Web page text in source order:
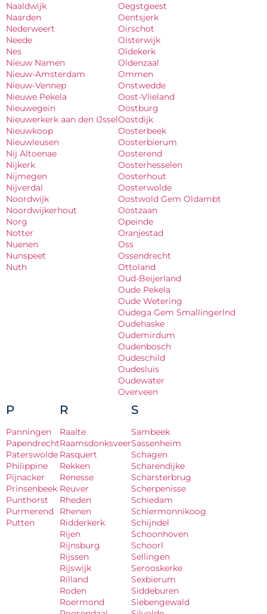
Naaldwijk
Naarden
Nederweert
Neede
Nes
Nieuw Namen
Nieuw-Amsterdam
Nieuw-Vennep
Nieuwe Pekela
Nieuwegein
Nieuwerkerk aan den IJssel
Nieuwkoop
Nieuwleusen
Nij Altoenae
Nijkerk
Nijmegen
Nijverdal
Noordwijk
Noordwijkerhout
Norg
Notter
Nuenen
Nunspeet
Nuth
Oegstgeest
Oentsjerk
Oirschot
Oisterwijk
Oldekerk
Oldenzaal
Ommen
Onstwedde
Oost-Vlieland
Oostburg
Oostdijk
Oosterbeek
Oosterbierum
Oosterend
Oosterhesselen
Oosterhout
Oosterwolde
Oostwold Gem Oldambt
Oostzaan
Opeinde
Oranjestad
Oss
Ossendrecht
Ottoland
Oud-Beijerland
Oude Pekela
Oude Wetering
Oudega Gem Smallingerlnd
Oudehaske
Oudemirdum
Oudenbosch
Oudeschild
Oudesluis
Oudewater
Overveen
P
Panningen
Papendrecht
Paterswolde
Philippine
Pijnacker
Prinsenbeek
Punthorst
Purmerend
Putten
R
Raalte
Raamsdonksveer
Rasquert
Rekken
Renesse
Reuver
Rheden
Rhenen
Ridderkerk
Rijen
Rijnsburg
Rijssen
Rijswijk
Rilland
Roden
Roermond
S
Sambeek
Sassenheim
Schagen
Scharendijke
Scharsterbrug
Scherpenisse
Schiedam
Schiermonnikoog
Schijndel
Schoonhoven
Schoorl
Sellingen
Serooskerke
Sexbierum
Siddeburen
Siebengewald